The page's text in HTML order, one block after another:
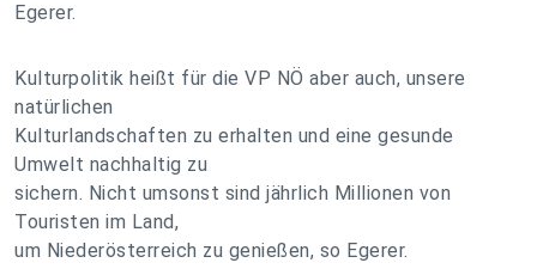
Egerer.
Kulturpolitik heißt für die VP NÖ aber auch, unsere
natürlichen
Kulturlandschaften zu erhalten und eine gesunde
Umwelt nachhaltig zu
sichern. Nicht umsonst sind jährlich Millionen von
Touristen im Land,
um Niederösterreich zu genießen, so Egerer.